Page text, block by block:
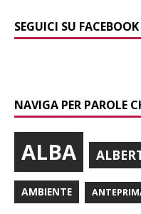
SEGUICI SU FACEBOOK
NAVIGA PER PAROLE
ALBA
AMBIENTE